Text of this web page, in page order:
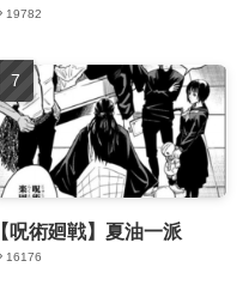
19782
【呪術廻戦】夏油一派
16176